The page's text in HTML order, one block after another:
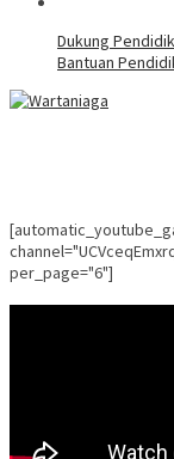
Dukung
Bantuan
per_page="6"]